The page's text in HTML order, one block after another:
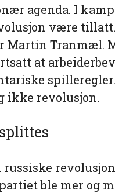
agenda. I
være
Martin Tranmæl.
at
ikke revolusjon.
ble mer og